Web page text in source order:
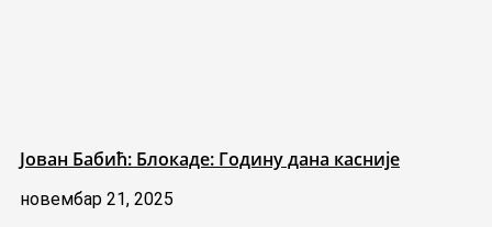
Јован Бабић: Блокаде: Годину дана касније
новембар 21, 2025